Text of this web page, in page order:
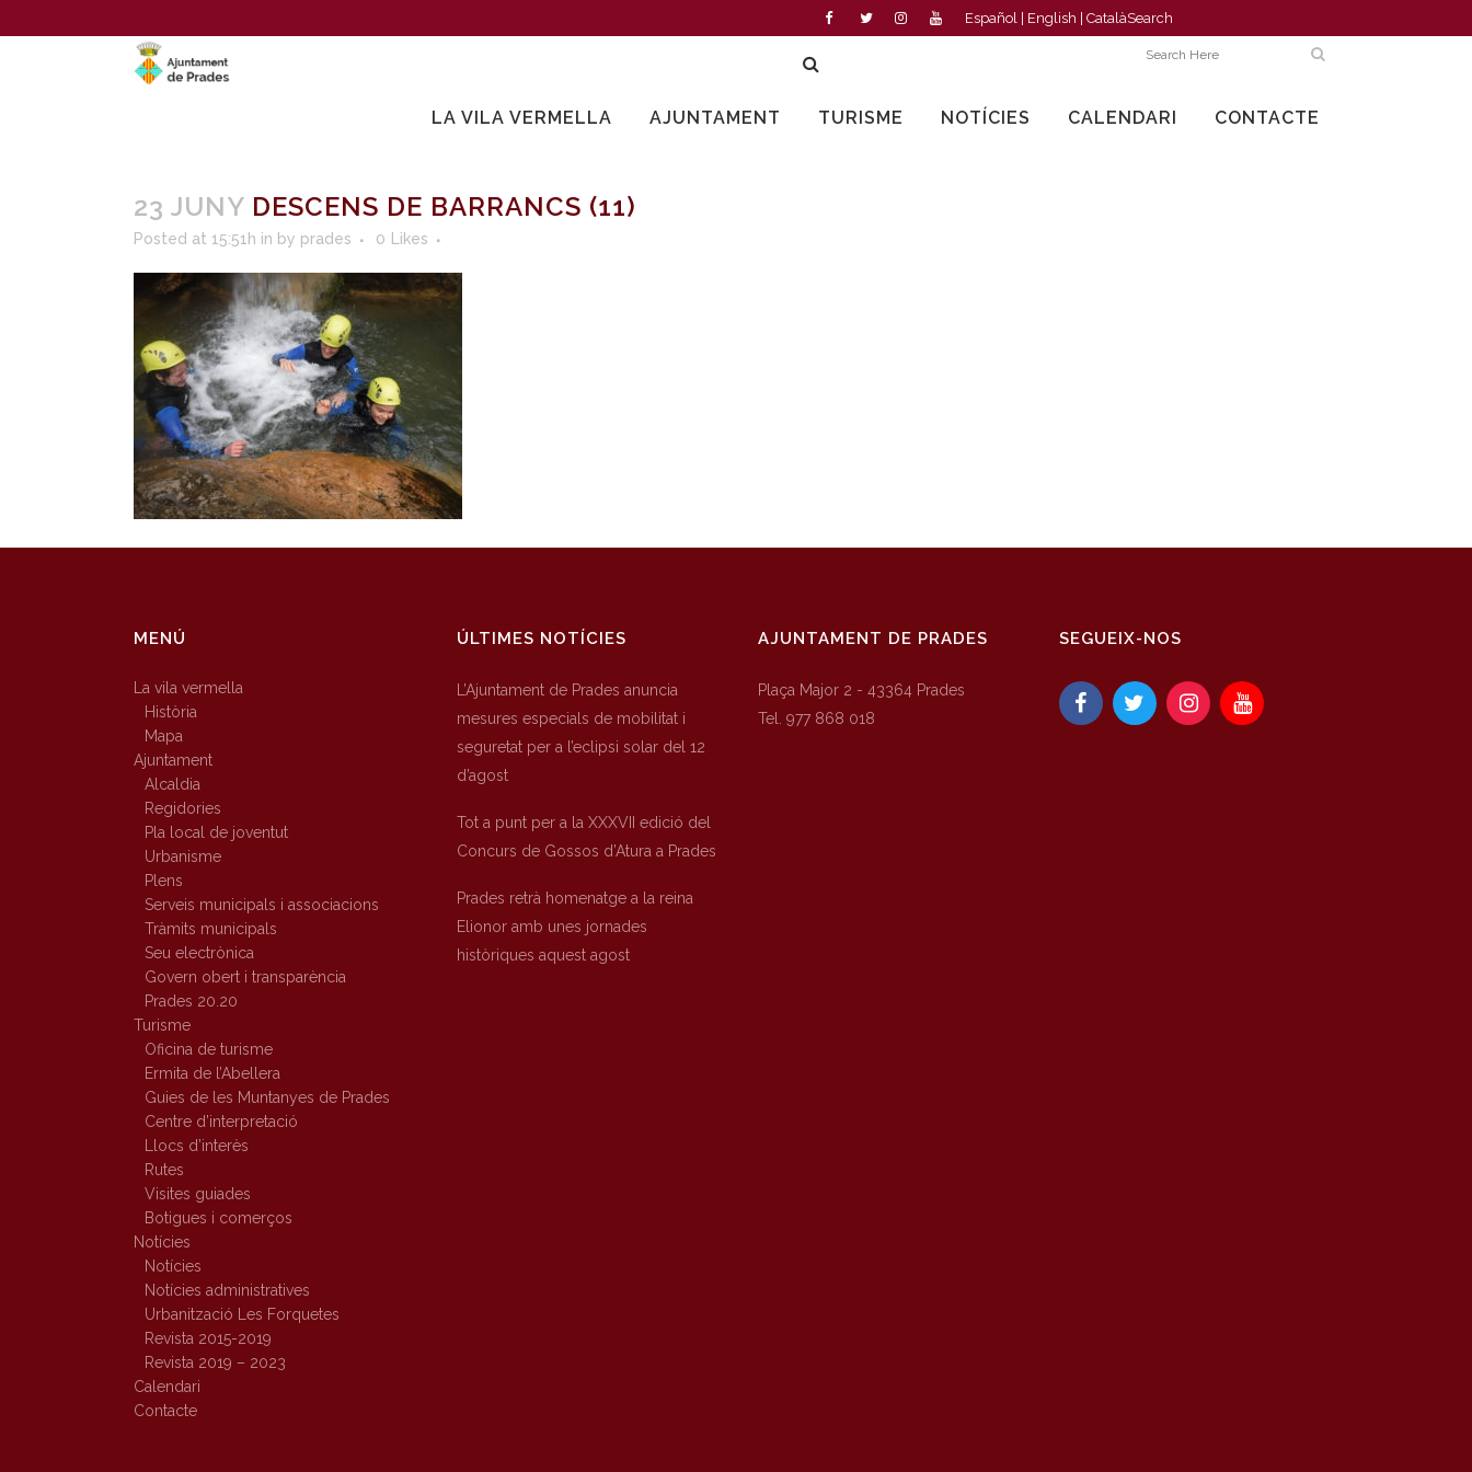
Español English CatalàSearch
LA VILA VERMELLA AJUNTAMENT TURISME NOTÍCIES CALENDARI CONTACTE
23 JUNY DESCENS DE BARRANCS (11)
Posted at 15:51h in by prades 0 Likes
MENÚ
La vila vermella
Història
Mapa
Ajuntament
Alcaldia
Regidories
Pla local de joventut
Urbanisme
Plens
Serveis municipals i associacions
Tràmits municipals
Seu electrònica
Govern obert i transparència
Prades 20.20
Turisme
Oficina de turisme
Ermita de l’Abellera
Guies de les Muntanyes de Prades
Centre d’interpretació
Llocs d’interès
Rutes
Visites guiades
Botigues i comerços
Notícies
Notícies
Notícies administratives
Urbanització Les Forquetes
Revista 2015-2019
Revista 2019 – 2023
Calendari
Contacte
ÚLTIMES NOTÍCIES
L’Ajuntament de Prades anuncia
mesures especials de mobilitat i
seguretat per a l’eclipsi solar del 12
d’agost
Tot a punt per a la XXXVII edició del
Concurs de Gossos d’Atura a Prades
Prades retrà homenatge a la reina
Elionor amb unes jornades
històriques aquest agost
AJUNTAMENT DE PRADES
Plaça Major 2 - 43364 Prades
Tel. 977 868 018
SEGUEIX-NOS